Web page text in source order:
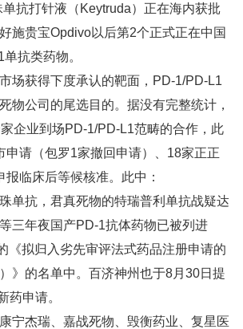
抗打针液（Keytruda）正在海内获批
施贵宝Opdivo以后第2个正式正在中国
抗类药物。
场获得下度承认的靶面，PD-1/PD-L1
物公司的尾选目的。据没有完整统计，
企业到场PD-1/PD-L1范畴的合作，此
申请（包罗1家撤回申请）、18家正正
临床后等候核准。此中：
单抗，君真死物的特瑞普利单抗战疑达
三年夜国产PD-1抗体药物已被列进
《拟归入劣先审评法式药品注册申请的
》的名单中。百济神州也于8月30日提
药申请。
宁杰瑞、嘉战死物、毁衡药业、复星医